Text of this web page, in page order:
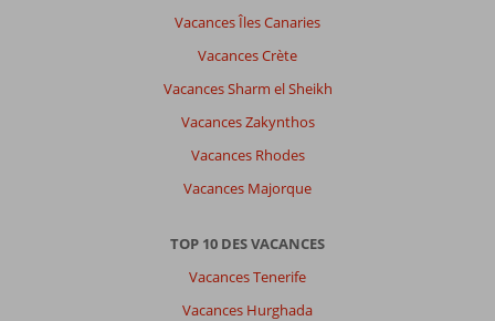
Vacances Îles Canaries
Vacances Crète
Vacances Sharm el Sheikh
Vacances Zakynthos
Vacances Rhodes
Vacances Majorque
TOP 10 DES VACANCES
Vacances Tenerife
Vacances Hurghada